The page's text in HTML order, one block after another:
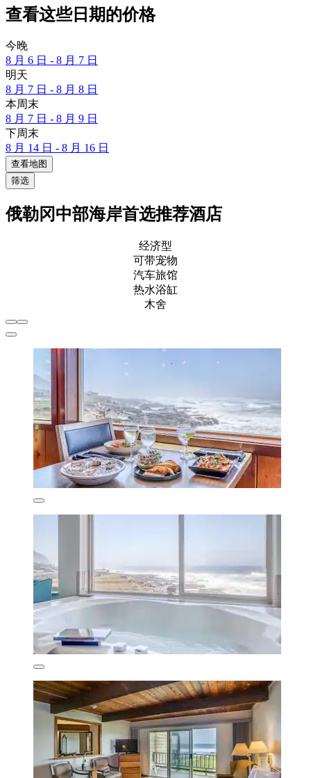
查看这些日期的价格
今晚
8 月 6 日 - 8 月 7 日
明天
8 月 7 日 - 8 月 8 日
本周末
8 月 7 日 - 8 月 9 日
下周末
8 月 14 日 - 8 月 16 日
查看地图
筛选
俄勒冈中部海岸首选推荐酒店
经济型
可带宠物
汽车旅馆
热水浴缸
木舍